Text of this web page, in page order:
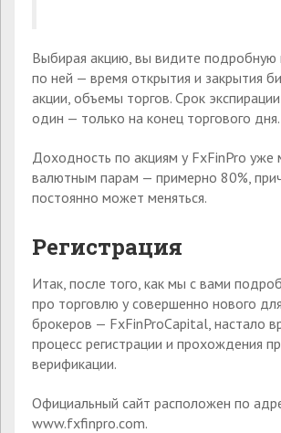
Выбирая акцию, вы видите
по ней — время открытия и закрытия
акции, объемы торгов. Срок
один — только на конец торгового дня.
Доходность по акциям у FxFinPro уже
валютным парам — примерно 80%,
постоянно может меняться.
Регистрация
Итак, после того, как мы с вами
про торговлю у совершенно нового
брокеров — FxFinProCapital, настало
процесс регистрации и прохождения
верификации.
Официальный сайт расположен по
www.fxfinpro.com.